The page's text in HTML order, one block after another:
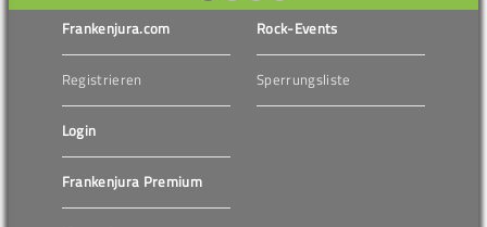
Frankenjura.com
Registrieren
Login
Frankenjura Premium
Rock-Events
Sperrungsliste